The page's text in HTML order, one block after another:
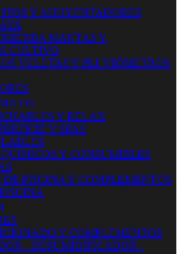
Y AHUYENTADORES
MANTAS Y
CULTIVO
VELETAS Y PLUVIÓMETROS
Y RELAX
Y SPAS
Y CONSUMIBLES
DE PISCINA Y COMPLEMENTOS
Y COMPLEMENTOS
- DESUMIDIFICADOR -